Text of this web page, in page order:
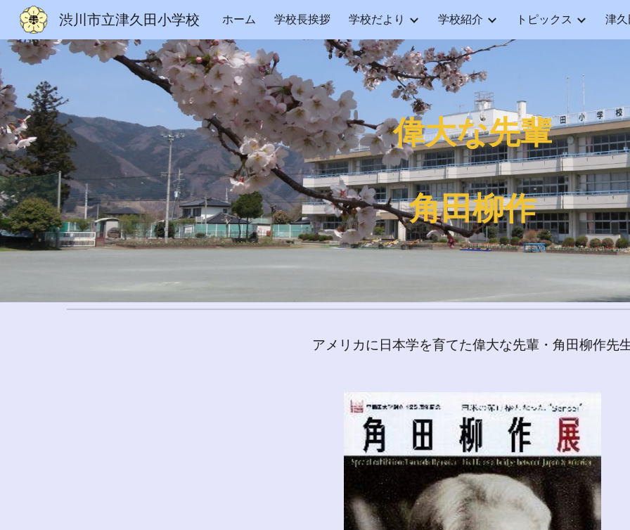
Skip to main content Skip to
渋川市立津久田小学校 ホーム 学校長挨拶 学校だより 学校紹介 トピックス 津
偉大な先輩
角田柳作
アメリカに日本学を育てた偉大な先輩・角田柳作先